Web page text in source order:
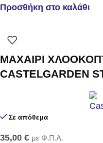
Προσθήκη στο καλάθι
ΜΑΧΑΙΡΙ
CASTELGARDEN
Σε απόθεμα
35,00 € με Φ.Π.Α.